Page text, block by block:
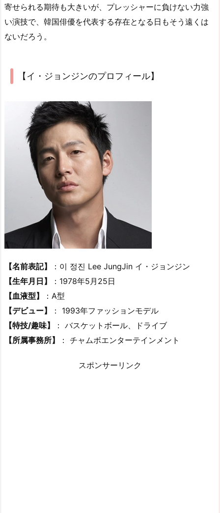
寄せられる期待も大きいが、プレッシャーに負けない力強
い演技で、韓国俳優を代表する存在となる日もそう遠くは
ないだろう。
【イ・ジョンジンのプロフィール】
【名前表記】
：이 정진 Lee JungJin イ・ジョンジン
【生年月日】
：1978年5月25日
【血液型】
：A型
【デビュー】
： 1993年ファッションモデル
【特技/趣味】
： バスケットボール、ドライブ
【所属事務所】
： チャムボエンターテインメント
スポンサーリンク